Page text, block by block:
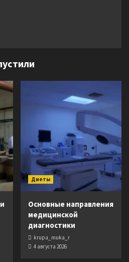
Диеты
Основные направления
медицинской
диагностики
krupa_muka_r
4 августа 2026